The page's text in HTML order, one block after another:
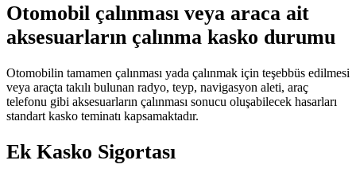
Otomobil çalınması veya araca ait
aksesuarların çalınma kasko durumu
Otomobilin tamamen çalınması yada çalınmak için teşebbüs edilmesi
veya araçta takılı bulunan radyo, teyp, navigasyon aleti, araç
telefonu gibi aksesuarların çalınması sonucu oluşabilecek hasarları
standart kasko teminatı kapsamaktadır.
Ek Kasko Sigortası